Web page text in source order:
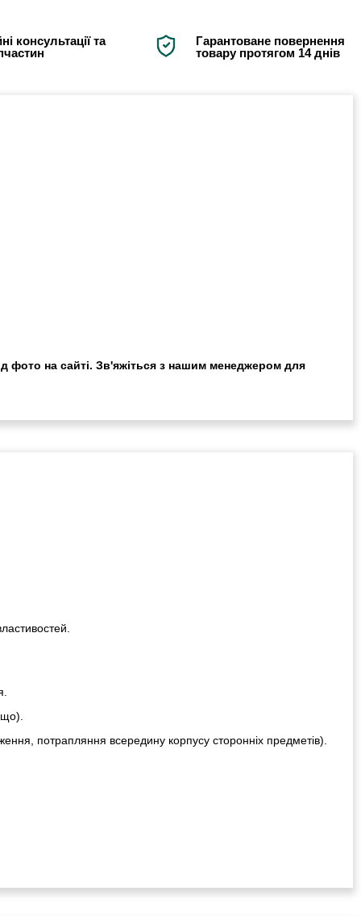
консультації та
Гарантоване повернення
товару протягом 14 днів
фото на сайті. Зв'яжіться з нашим менеджером для
потрапляння всередину корпусу сторонніх предметів).